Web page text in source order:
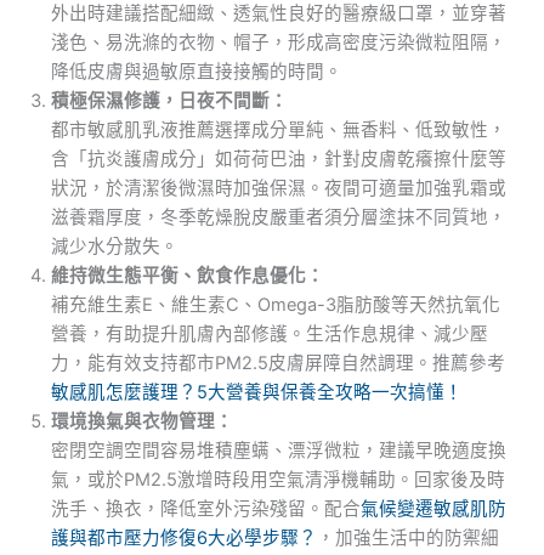
外出時建議搭配細緻、透氣性良好的醫療級口罩，並穿著
淺色、易洗滌的衣物、帽子，形成高密度污染微粒阻隔，
降低皮膚與過敏原直接接觸的時間。
積極保濕修護，日夜不間斷：
都市敏感肌乳液推薦選擇成分單純、無香料、低致敏性，
含「抗炎護膚成分」如荷荷巴油，針對皮膚乾癢擦什麼等
狀況，於清潔後微濕時加強保濕。夜間可適量加強乳霜或
滋養霜厚度，冬季乾燥脫皮嚴重者須分層塗抹不同質地，
減少水分散失。
維持微生態平衡、飲食作息優化：
補充維生素E、維生素C、Omega-3脂肪酸等天然抗氧化
營養，有助提升肌膚內部修護。生活作息規律、減少壓
力，能有效支持都市PM2.5皮膚屏障自然調理。推薦參考
敏感肌怎麼護理？5大營養與保養全攻略一次搞懂！
環境換氣與衣物管理：
密閉空調空間容易堆積塵螨、漂浮微粒，建議早晚適度換
氣，或於PM2.5激增時段用空氣清淨機輔助。回家後及時
洗手、換衣，降低室外污染殘留。配合氣候變遷敏感肌防
護與都市壓力修復6大必學步驟？ ，加強生活中的防禦細